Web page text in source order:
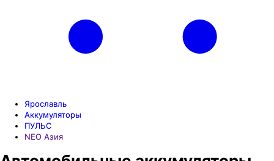
Ярославль
Аккумуляторы
ПУЛЬС
NEO Азия